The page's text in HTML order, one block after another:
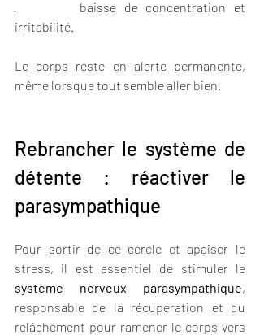
·        baisse de concentration et
irritabilité.
Le corps reste en alerte permanente,
même lorsque tout semble aller bien.
Rebrancher le système de
détente : réactiver le
parasympathique
Pour sortir de ce cercle et apaiser le
système nerveux parasympathique,
responsable de la récupération et du
relâchement pour ramener le corps vers